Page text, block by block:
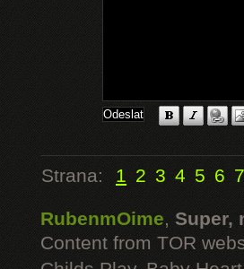
Strana: 1 2 3 4 5 6 7
RubenmOime, Super,
Content from TOR